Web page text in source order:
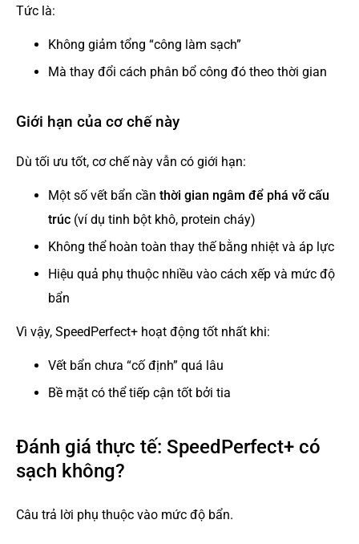
Tức là:
Không giảm tổng “công làm sạch”
Mà thay đổi cách phân bổ công đó theo thời gian
Giới hạn của cơ chế này
Dù tối ưu tốt, cơ chế này vẫn có giới hạn:
Một số vết bẩn cần thời gian ngâm để phá vỡ cấu
trúc (ví dụ tinh bột khô, protein cháy)
Không thể hoàn toàn thay thế bằng nhiệt và áp lực
Hiệu quả phụ thuộc nhiều vào cách xếp và mức độ
bẩn
Vì vậy, SpeedPerfect+ hoạt động tốt nhất khi:
Vết bẩn chưa “cố định” quá lâu
Bề mặt có thể tiếp cận tốt bởi tia
Đánh giá thực tế: SpeedPerfect+ có
sạch không?
Câu trả lời phụ thuộc vào mức độ bẩn.